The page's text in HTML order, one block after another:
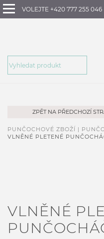
VOLEJTE +420 777 255 046
ZPĚT NA PŘEDCHOZÍ
PUNČOCHOVÉ ZBOŽÍ |
VLNĚNÉ PLETENÉ
VLNĚNÉ